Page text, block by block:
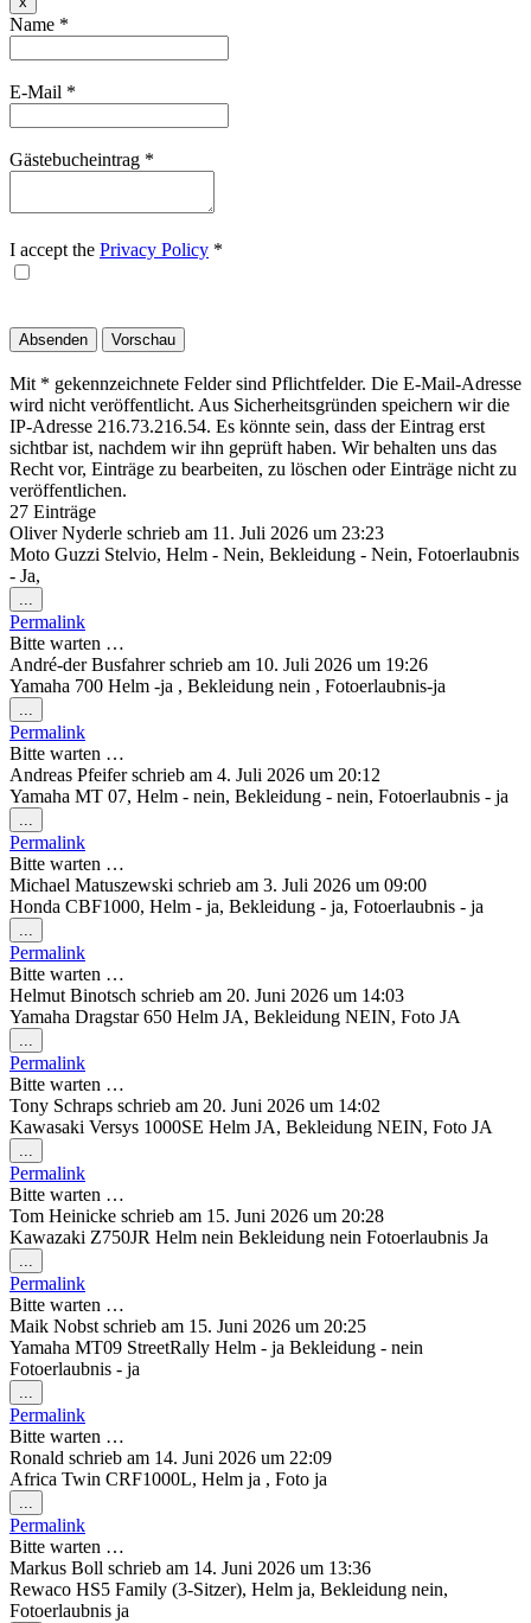
Formular
ausblenden
Name *
E-Mail *
Gästebucheintrag *
I accept the Privacy Policy *
Mit * gekennzeichnete Felder sind Pflichtfelder. Die E-Mail-Adresse
wird nicht veröffentlicht. Aus Sicherheitsgründen speichern wir die
IP-Adresse 216.73.216.54. Es könnte sein, dass der Eintrag erst
sichtbar ist, nachdem wir ihn geprüft haben. Wir behalten uns das
Recht vor, Einträge zu bearbeiten, zu löschen oder Einträge nicht zu
veröffentlichen.
27 Einträge
Oliver Nyderle schrieb am 11. Juli 2026 um 23:23
Moto Guzzi Stelvio, Helm - Nein, Bekleidung - Nein, Fotoerlaubnis
- Ja,
...
Metabox
ein-/ausblenden.
Permalink
Bitte warten …
André-der Busfahrerschrieb am 10. Juli 2026 um 19:26
Yamaha 700 Helm -ja , Bekleidung nein , Fotoerlaubnis-ja
...
Metabox
ein-/ausblenden.
Permalink
Bitte warten …
Andreas Pfeiferschrieb am 4. Juli 2026 um 20:12
Yamaha MT 07, Helm - nein, Bekleidung - nein, Fotoerlaubnis - ja
...
Metabox
ein-/ausblenden.
Permalink
Bitte warten …
Michael Matuszewski schrieb am 3. Juli 2026 um 09:00
Honda CBF1000, Helm - ja, Bekleidung - ja, Fotoerlaubnis - ja
...
Metabox
ein-/ausblenden.
Permalink
Bitte warten …
Helmut Binotsch schrieb am 20. Juni 2026 um 14:03
Yamaha Dragstar 650 Helm JA, Bekleidung NEIN, Foto JA
...
Metabox
ein-/ausblenden.
Permalink
Bitte warten …
Tony Schraps schrieb am 20. Juni 2026 um 14:02
Kawasaki Versys 1000SE Helm JA, Bekleidung NEIN, Foto JA
...
Metabox
ein-/ausblenden.
Permalink
Bitte warten …
Tom Heinicke schrieb am 15. Juni 2026 um 20:28
Kawazaki Z750JR Helm nein Bekleidung nein Fotoerlaubnis Ja
...
Metabox
ein-/ausblenden.
Permalink
Bitte warten …
Maik Nobst schrieb am 15. Juni 2026 um 20:25
Yamaha MT09 StreetRally Helm - ja Bekleidung - nein
Fotoerlaubnis - ja
...
Metabox
ein-/ausblenden.
Permalink
Bitte warten …
Ronald schrieb am 14. Juni 2026 um 22:09
Africa Twin CRF1000L, Helm ja , Foto ja
...
Metabox
ein-/ausblenden.
Permalink
Bitte warten …
Markus Boll schrieb am 14. Juni 2026 um 13:36
Rewaco HS5 Family (3-Sitzer), Helm ja, Bekleidung nein,
Fotoerlaubnis ja